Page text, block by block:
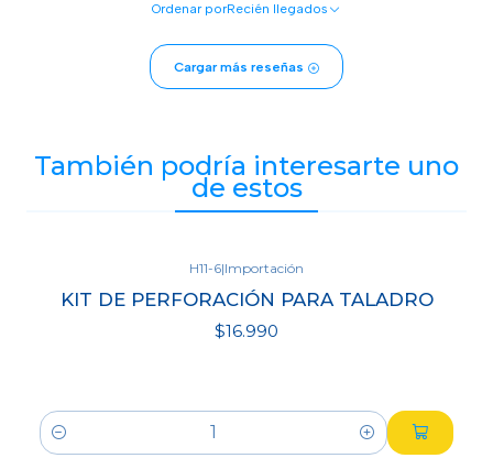
Ordenar porRecién llegados
Cargar más reseñas
También podría interesarte uno
de estos
H11-6|Importación
KIT DE PERFORACIÓN PARA TALADRO
$16.990
Cantidad